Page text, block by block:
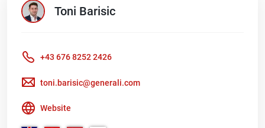
Toni Barisic
+43 676 8252 2426
toni.barisic@generali.com
Website